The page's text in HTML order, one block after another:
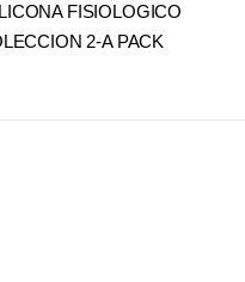
FISIOLOGICO
2-A PACK